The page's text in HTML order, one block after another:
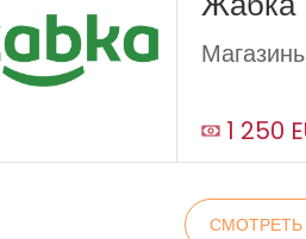
1 250
СМОТРЕТЬ